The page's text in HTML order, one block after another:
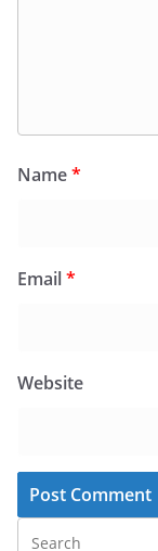
Name*
Email*
Website